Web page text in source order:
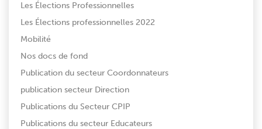
Les Élections Professionnelles
Les Élections professionnelles 2022
Mobilité
Nos docs de fond
Publication du secteur Coordonnateurs
publication secteur Direction
Publications du Secteur CPIP
Publications du secteur Educateurs